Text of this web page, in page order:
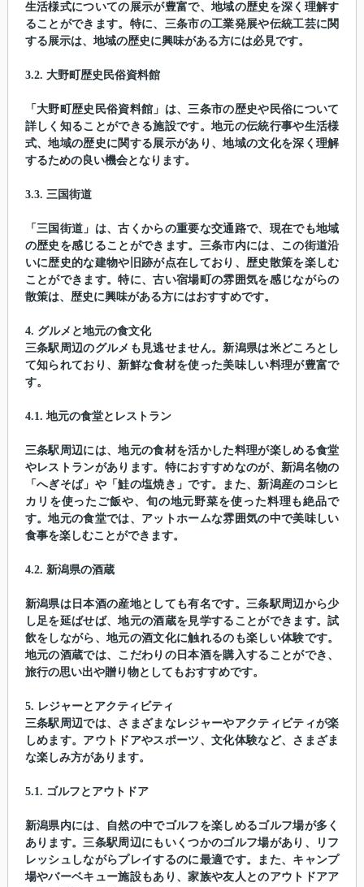
生活様式についての展示が豊富で、地域の歴史を深く理解す
ることができます。特に、三条市の工業発展や伝統工芸に関
する展示は、地域の歴史に興味がある方には必見です。
3.2. 大野町歴史民俗資料館
「大野町歴史民俗資料館」は、三条市の歴史や民俗について
詳しく知ることができる施設です。地元の伝統行事や生活様
式、地域の歴史に関する展示があり、地域の文化を深く理解
するための良い機会となります。
3.3. 三国街道
「三国街道」は、古くからの重要な交通路で、現在でも地域
の歴史を感じることができます。三条市内には、この街道沿
いに歴史的な建物や旧跡が点在しており、歴史散策を楽しむ
ことができます。特に、古い宿場町の雰囲気を感じながらの
散策は、歴史に興味がある方にはおすすめです。
4. グルメと地元の食文化
三条駅周辺のグルメも見逃せません。新潟県は米どころとし
て知られており、新鮮な食材を使った美味しい料理が豊富で
す。
4.1. 地元の食堂とレストラン
三条駅周辺には、地元の食材を活かした料理が楽しめる食堂
やレストランがあります。特におすすめなのが、新潟名物の
「へぎそば」や「鮭の塩焼き」です。また、新潟産のコシヒ
カリを使ったご飯や、旬の地元野菜を使った料理も絶品で
す。地元の食堂では、アットホームな雰囲気の中で美味しい
食事を楽しむことができます。
4.2. 新潟県の酒蔵
新潟県は日本酒の産地としても有名です。三条駅周辺から少
し足を延ばせば、地元の酒蔵を見学することができます。試
飲をしながら、地元の酒文化に触れるのも楽しい体験です。
地元の酒蔵では、こだわりの日本酒を購入することができ、
旅行の思い出や贈り物としてもおすすめです。
5. レジャーとアクティビティ
三条駅周辺では、さまざまなレジャーやアクティビティが楽
しめます。アウトドアやスポーツ、文化体験など、さまざま
な楽しみ方があります。
5.1. ゴルフとアウトドア
新潟県内には、自然の中でゴルフを楽しめるゴルフ場が多く
あります。三条駅周辺にもいくつかのゴルフ場があり、リフ
レッシュしながらプレイするのに最適です。また、キャンプ
場やバーベキュー施設もあり、家族や友人とのアウトドアア